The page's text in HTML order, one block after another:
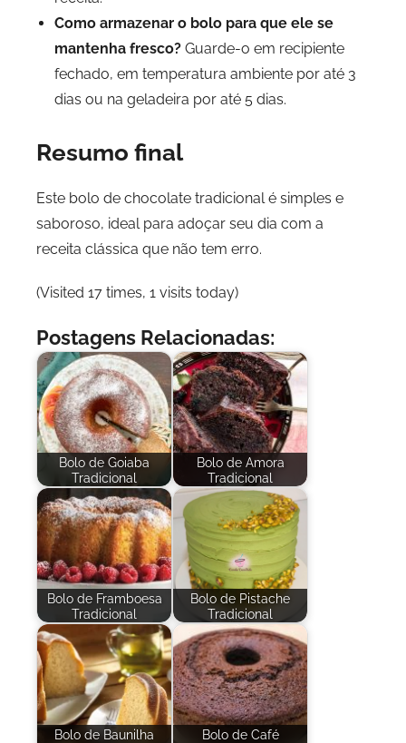
Como armazenar o bolo para que ele se
mantenha fresco? Guarde-o em recipiente
fechado, em temperatura ambiente por até 3
dias ou na geladeira por até 5 dias.
Resumo final
Este bolo de chocolate tradicional é simples e
saboroso, ideal para adoçar seu dia com a
receita clássica que não tem erro.
(Visited 17 times, 1 visits today)
Postagens Relacionadas:
Bolo de Goiaba
Tradicional
Bolo de Amora
Tradicional
Bolo de Framboesa
Tradicional
Bolo de Pistache
Tradicional
Bolo de Baunilha
Bolo de Café